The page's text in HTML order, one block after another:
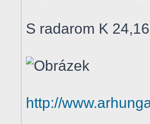
S radarom K
http://